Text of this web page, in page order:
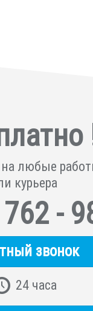
любые
курьера
762 -
звонок
24 часа